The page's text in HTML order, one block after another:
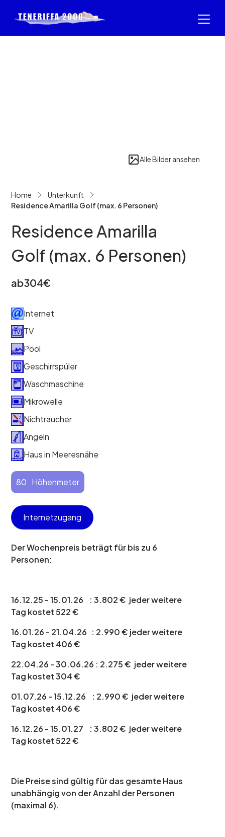
Alle Bilder ansehen
Home
Unterkunft
Residence Amarilla Golf (max. 6 Personen)
Residence Amarilla
Golf (max. 6 Personen)
ab304€
Internet
TV
Pool
Geschirrspüler
Waschmaschine
Mikrowelle
Nichtraucher
Angeln
Haus in Meeresnähe
80 Höhenmeter
Internetzugang
Der Wochenpreis beträgt für bis zu 6
Personen:
16.12.25 - 15.01.26 : 3.802 € jeder weitere
Tag kostet 522 €
16.01.26 - 21.04.26 : 2.990 € jeder weitere
Tag kostet 406 €
22.04.26 - 30.06.26 : 2.275 € jeder weitere
Tag kostet 304 €
01.07.26 - 15.12.26 : 2.990 € jeder weitere
Tag kostet 406 €
16.12.26 - 15.01.27 : 3.802 € jeder weitere
Tag kostet 522 €
Die Preise sind gültig für das gesamte Haus
unabhängig von der Anzahl der Personen
(maximal 6).